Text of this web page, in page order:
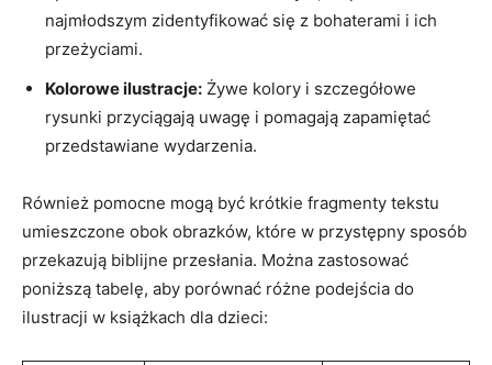
najmłodszym zidentyfikować się z bohaterami i ich
przeżyciami.
Kolorowe ilustracje: Żywe kolory i szczegółowe
rysunki przyciągają uwagę i pomagają zapamiętać
przedstawiane wydarzenia.
Również pomocne mogą być krótkie fragmenty tekstu
umieszczone obok obrazków, które w przystępny sposób
przekazują biblijne przesłania. Można zastosować
poniższą tabelę, aby porównać różne podejścia do
ilustracji w książkach dla dzieci: